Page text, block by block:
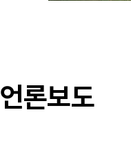
언론보도